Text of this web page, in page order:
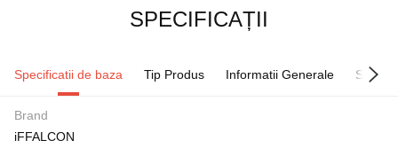
SPECIFICAȚII
Specificatii de baza Tip Produs Informatii Generale Sunet
Brand
iFFALCON